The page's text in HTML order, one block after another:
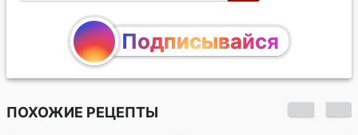
Подписывайся
ПОХОЖИЕ РЕЦЕПТЫ